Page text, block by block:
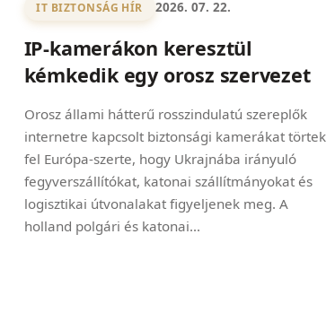
IT BIZTONSÁG HÍR 2026. 07. 22.
IP-kamerákon keresztül
kémkedik egy orosz szervezet
Orosz állami hátterű rosszindulatú szereplők
internetre kapcsolt biztonsági kamerákat törtek
fel Európa-szerte, hogy Ukrajnába irányuló
fegyverszállítókat, katonai szállítmányokat és
logisztikai útvonalakat figyeljenek meg. A
holland polgári és katonai...